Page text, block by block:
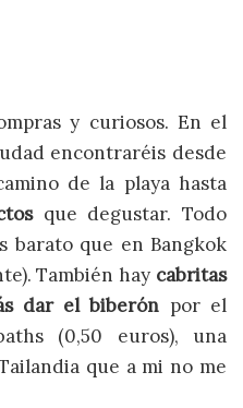
y curiosos. En el
encontraréis desde
de la playa hasta
que degustar. Todo
barato que en Bangkok
También hay cabritas
dar el biberón por el
(0,50 euros), una
que a mi no me